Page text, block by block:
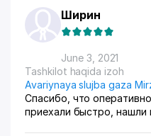
Ширин
June 3, 2021
Tashkilot haqida izoh
Avariynaya slujba gaza
Спасибо, что
приехали быстро, нашли